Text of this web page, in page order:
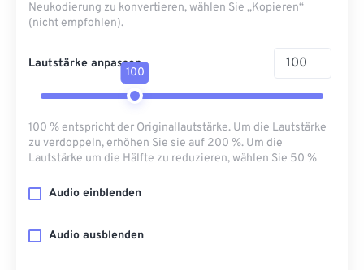
Neukodierung zu konvertieren, wählen Sie „Kopieren“
(nicht empfohlen).
Lautstärke anpassen
100
100 % entspricht der Originallautstärke. Um die Lautstärke
zu verdoppeln, erhöhen Sie sie auf 200 %. Um die
Lautstärke um die Hälfte zu reduzieren, wählen Sie 50 %
Audio einblenden
Audio ausblenden